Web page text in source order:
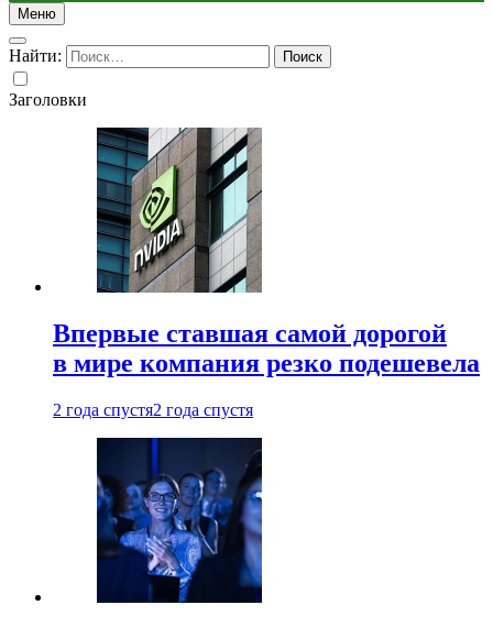
Меню
Найти:
Заголовки
Впервые ставшая самой дорогой
в мире компания резко подешевела
2 года спустя2 года спустя